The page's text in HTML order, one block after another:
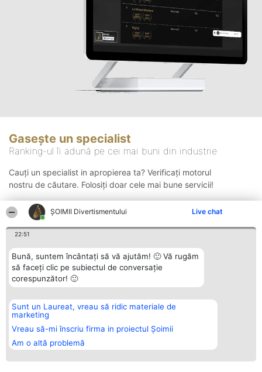
ŞOIMII Divertismentului Live chat
22:51
Bună, suntem încântați să vă ajutăm! 🙂 Vă rugăm
să faceți clic pe subiectul de conversație
corespunzător! 🙂
Sunt un Laureat, vreau să ridic materiale de
marketing
Vreau să-mi înscriu firma in proiectul Șoimii
Am o altă problemă
Gasește un specialist
Ranking-ul îi adună pe cei mai buni din industrie
Cauți un specialist in apropierea ta? Verificați motorul
nostru de căutare. Folosiți doar cele mai bune servicii!
Organizator Ranking
BRIGHT SOLUTIONS BR SRL
Aleea Timisul De Sus 2 Bl. A30
Sc. A Et. 4 Ap. 13 Cod 061952
București
CUI 36737675
Plebiscyt
Lista Tuturor
Laureaților
Statut
Contact